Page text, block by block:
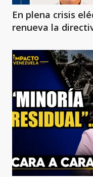
En plena crisis
renueva la